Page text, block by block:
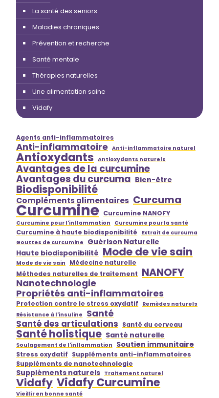
La santé des seniors
Maladies chroniques
Prévention et recherche
Santé mentale
Thérapies naturelles
Une alimentation saine
Vidafy
Agents anti-inflammatoires
Anti-inflammatoire Anti-inflammatoire naturel
Antioxydants Antioxydants naturels
Avantages de la curcumine
Avantages du curcuma Bien-être
Biodisponibilité
Compléments alimentaires Curcuma
Curcumine Curcumine NANOFY
Curcumine pour l'inflammation Curcumine pour la santé
Curcumine à haute biodisponibilité
Extrait de curcuma
Gouttes de curcumine
Guérison Naturelle
Haute biodisponibilité Mode de vie sain
Mode de vie sain
Médecine naturelle
Méthodes naturelles de traitement NANOFY
Nanotechnologie
Propriétés anti-inflammatoires
Protection contre le stress oxydatif
Remèdes naturels
Résistance à l'insuline
Santé
Santé des articulations Santé du cerveau
Santé holistique Santé naturelle
Soulagement de l'inflammation Soutien immunitaire
Stress oxydatif Suppléments anti-inflammatoires
Suppléments de nanotechnologie
Suppléments naturels Traitement naturel
Vidafy Vidafy Curcumine
Vieillir en bonne santé